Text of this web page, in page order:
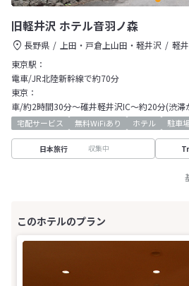
旧軽井沢 ホテル音羽ノ森
長野県 上田・戸倉上山田・軽井沢
軽
東京駅：
電車/JR北陸新幹線で約70分
東京：
車/約2時間30分～碓井軽井沢IC～約20分(渋滞
宅配サービス 無料WiFiあり ホテル 駐車
日本旅行 収集中